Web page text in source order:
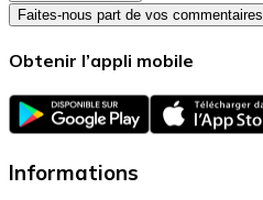
Faites-nous part de vos commentaires
Obtenir l’appli mobile
Informations